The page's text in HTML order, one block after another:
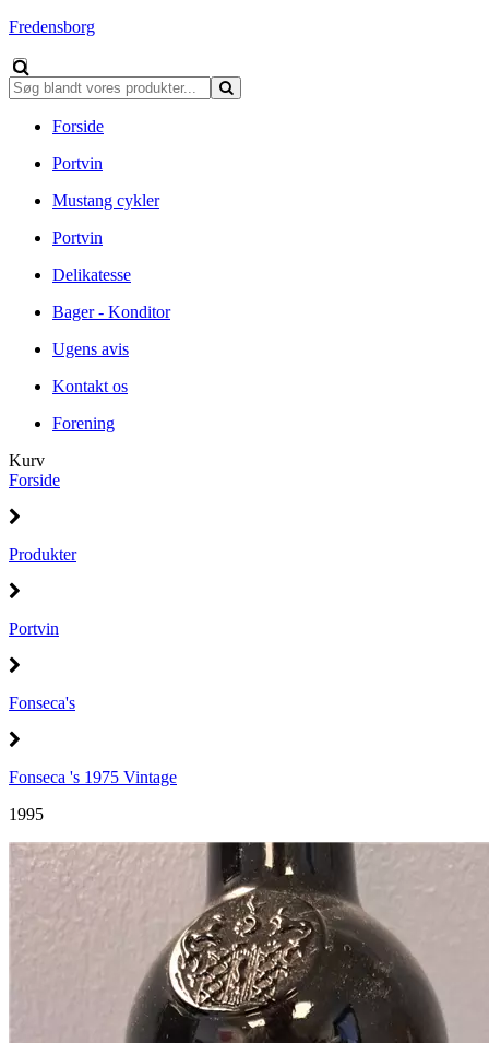
Fredensborg
Forside
Portvin
Mustang cykler
Portvin
Delikatesse
Bager - Konditor
Ugens avis
Kontakt os
Forening
Kurv
Forside
Produkter
Portvin
Fonseca's
Fonseca 's 1975 Vintage
1995